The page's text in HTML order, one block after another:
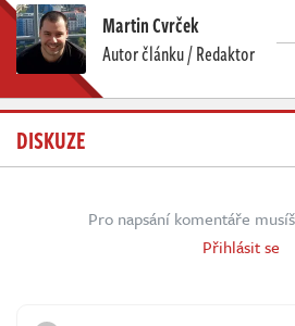
Martin Cvrček
Autor článku / Redaktor
DISKUZE
Pro napsání komentáře
Přihlásit se